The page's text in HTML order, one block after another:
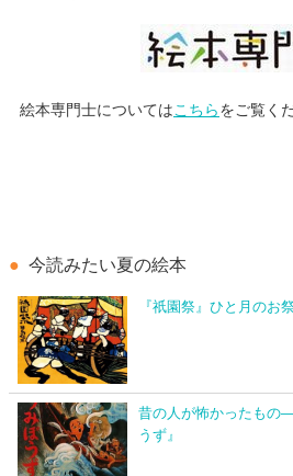
絵本専門士については こちら をご覧く
今読みたい夏の絵本
『祇園祭』ひと月のお
昔の人が怖かったもの
うず』